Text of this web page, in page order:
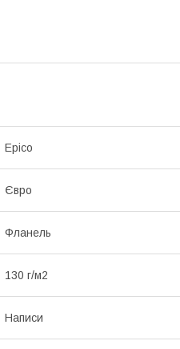
Epico
Євро
Фланель
130 г/м2
Написи